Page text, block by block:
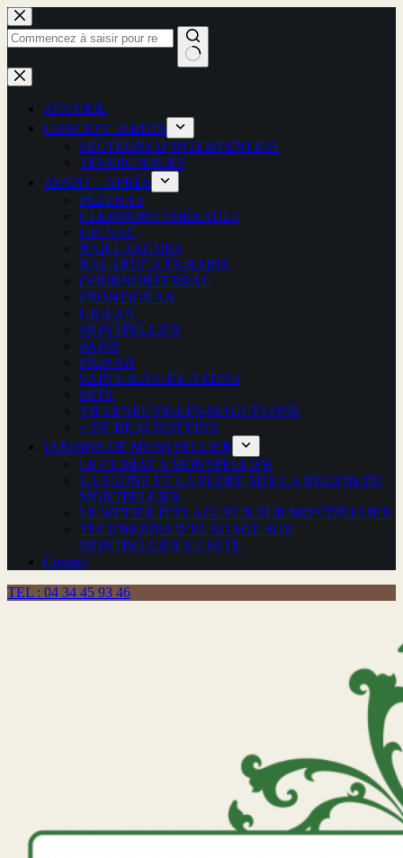
Passer
au
contenu
Aucun
résultat
ACCUEIL
CONCEPT JARDIN
SECTEURS D’INTERVENTION
TÉMOIGNAGES
AVANT – APRÈS
PÉZENAS
CLERMONT l’HÉRAULT
GIGNAC
BAILLARGUES
BALARUC-LES-BAINS
COURNONTERRAL
FRONTIGNAN
GIGEAN
MONTPELLIER
PARIS
PIGNAN
SAINT-JEAN-DE-VÉDAS
SÈTE
VILLENEUVE-LES-MAGUELONE
+ DE REALISATIONS
JARDINS DE MONTPELLIER
LE CLIMAT A MONTPELLIER
LA FAUNE ET LA FLORE SUR LA REGION DE
MONTPELLIER
LE METIER D’ELAGUEUR SUR MONTPELLIER
TECHNIQUES D’ELAGAGE SUR
MONTPELLIER ET SETE
Contact
TEL : 04 34 45 93 46